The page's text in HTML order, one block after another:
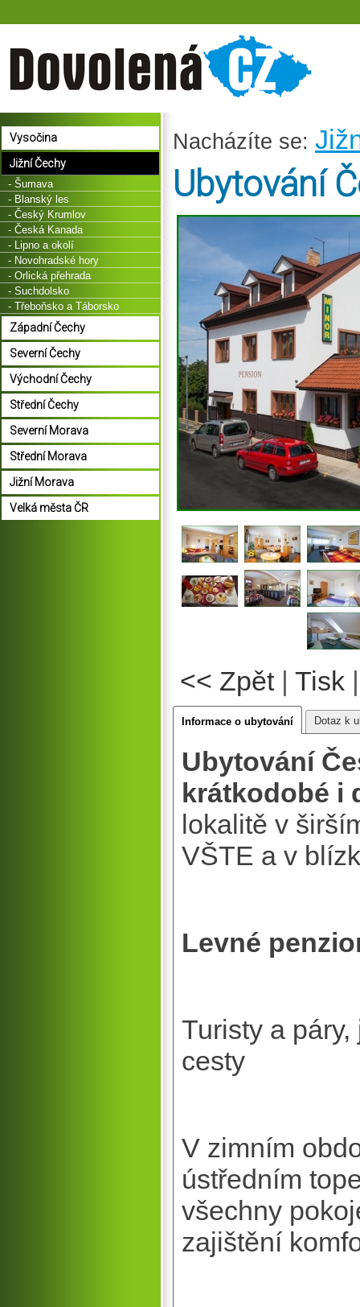
Nacházíte se:
Ubytování
<< Zpět| Tisk
Informace o ubytování Dotaz k
Ubytování
krátkodobé i
lokalitě v
VŠTE a v
Levné
Turisty a
cesty
V zimním
ústředním
všechny
zajištění
Vysočina
Jižní Čechy
- Šumava
- Blanský les
- Český Krumlov
- Česká Kanada
- Lipno a okolí
- Novohradské hory
- Orlická přehrada
- Suchdolsko
- Třeboňsko a Táborsko
Západní Čechy
Severní Čechy
Východní Čechy
Střední Čechy
Severní Morava
Střední Morava
Jižní Morava
Velká města ČR